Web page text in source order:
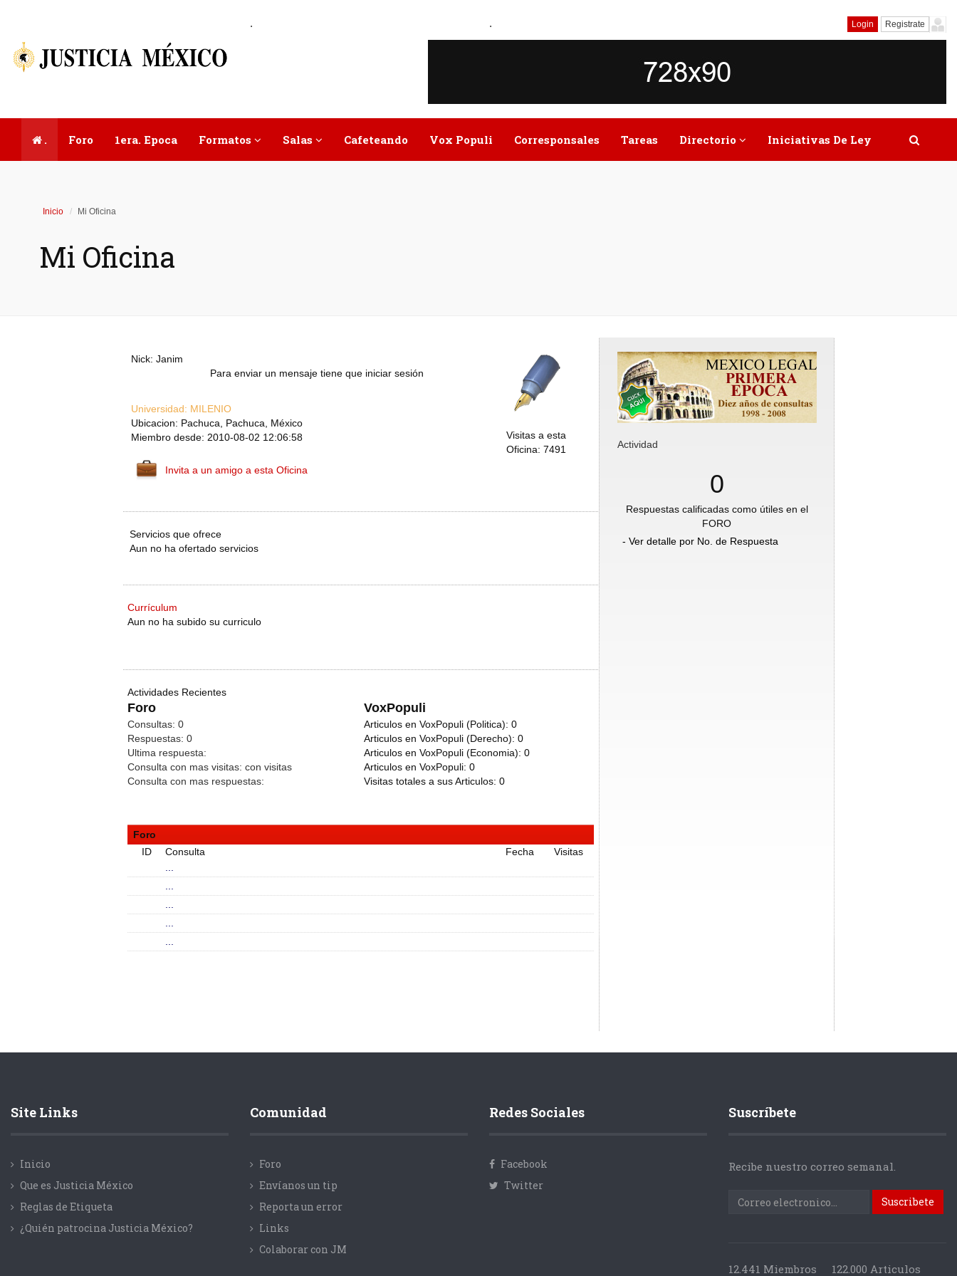
. . Login Registrate
. Foro 1era. Epoca Formatos Salas Cafeteando Vox Populi Corresponsales Tareas Directorio Iniciativas De Ley
Inicio Mi Oficina
Mi Oficina
Nick: Janim
Para enviar un mensaje tiene que iniciar sesión
Universidad: MILENIO
Ubicacion: Pachuca, Pachuca, México
Miembro desde: 2010-08-02 12:06:58
Visitas a esta
Oficina: 7491
Invita a un amigo a esta Oficina
Servicios que ofrece
Aun no ha ofertado servicios
Currículum
Aun no ha subido su curriculo
Actividades Recientes
Foro VoxPopuli
Consultas: 0
Respuestas: 0
Ultima respuesta:
Consulta con mas visitas: con visitas
Consulta con mas respuestas:
Articulos en VoxPopuli (Politica): 0
Articulos en VoxPopuli (Derecho): 0
Articulos en VoxPopuli (Economia): 0
Articulos en VoxPopuli: 0
Visitas totales a sus Articulos: 0
Foro
ID
Consulta Fecha
Visitas
Actividad
0
Respuestas calificadas como útiles en el
FORO
- Ver detalle por No. de Respuesta
Site Links
Inicio
Que es Justicia México
Reglas de Etiqueta
¿Quién patrocina Justicia México?
Comunidad
Foro
Envíanos un tip
Reporta un error
Links
Colaborar con JM
Redes Sociales
Facebook
Twitter
Suscríbete
Recibe nuestro correo semanal.
12.441 Miembros 122.000 Articulos